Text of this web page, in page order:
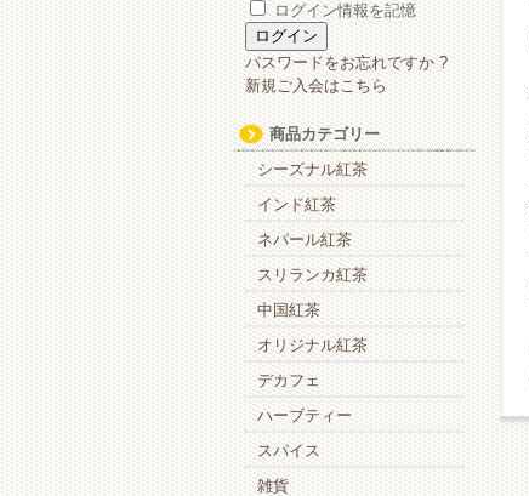
ログイン情報を記憶
パスワードをお忘れですか ?
新規ご入会はこちら
商品カテゴリー
シーズナル紅茶
インド紅茶
ネパール紅茶
スリランカ紅茶
中国紅茶
オリジナル紅茶
デカフェ
ハーブティー
スパイス
雑貨